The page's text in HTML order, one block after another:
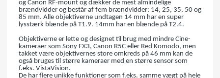
og Canon RF-mount og dækker de mest almindelige
brændvidder og består af fem brændvidder: 14, 25, 35, 50 og
85 mm. Alle objektiverne undtagen 14 mm har en super
lysstærk blænde på T1.9. 14mm har en blænde på T2.4.
Objektiverne er lette og designet til brug med mindre Cine-
kameraer som Sony FX3, Canon R5C eller Red Komodo, men
takket være objektivernes store omkreds på 46 mm kan de
også bruges til større kameraer med en større sensor som
f.eks. VistaVision.
De har flere unikke funktioner som f.eks. samme vægt på hele